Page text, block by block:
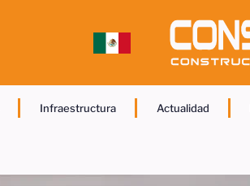
Infraestructura Actualidad